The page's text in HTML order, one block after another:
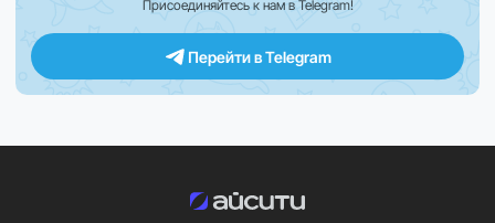
обеспечивая комфортное использование каждый день.
Особенности Dyson PH05:
Высокоэффективная HEPA-фильтрация для
Присоединяйтесь к нам в Telegram!
Перейти в Telegram